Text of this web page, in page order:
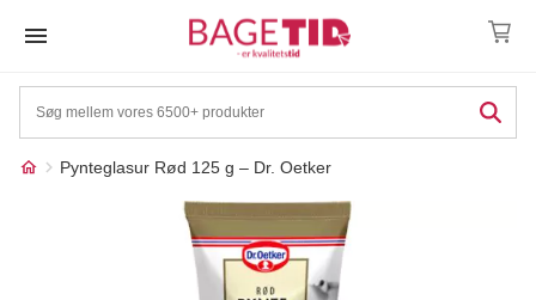
Pynteglasur Rød 125 g – Dr. Oetker
Måske kunne nogle af
disse produkter have din